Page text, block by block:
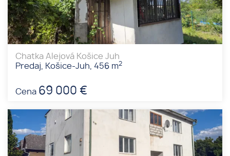
Chatka Alejová Košice Juh
Predaj, Košice-Juh, 456 m2
Cena 69 000 €